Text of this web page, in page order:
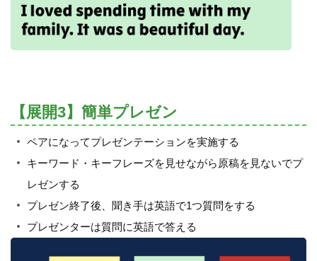
【展開3】簡単プレゼン
ペアになってプレゼンテーションを実施する
キーワード・キーフレーズを見せながら原稿を見ないでプ
レゼンする
プレゼン終了後、聞き手は英語で1つ質問をする
プレゼンターは質問に英語で答える